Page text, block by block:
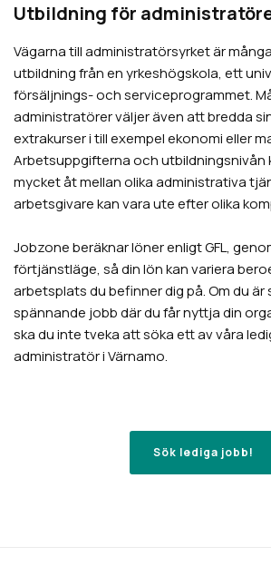
Utbildning för
Vägarna till administratörsyrket är
utbildning från en yrkeshögskola, ett
försäljnings- och serviceprogrammet.
administratörer väljer även att bredda
extrakurser i till exempel ekonomi eller
Arbetsuppgifterna och utbildningsnivån
mycket åt mellan olika administrativa
arbetsgivare kan vara ute efter olika
Jobzone beräknar löner enligt GFL,
förtjänstläge, så din lön kan variera
arbetsplats du befinner dig på. Om du är
spännande jobb där du får nyttja din
ska du inte tveka att söka ett av våra
administratör i Värnamo.
Sök lediga jobb!